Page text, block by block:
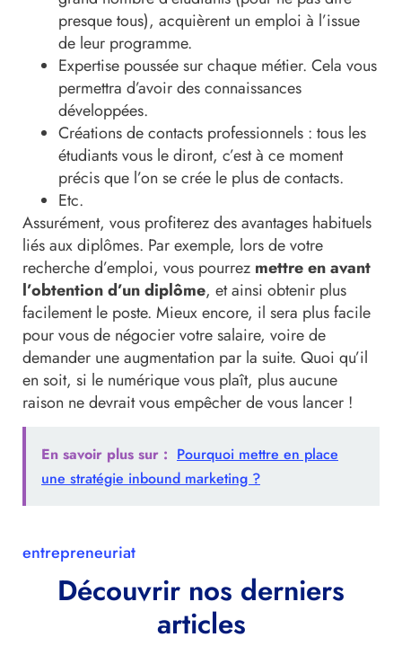
presque tous), acquièrent un emploi à l’issue
de leur programme.
Expertise poussée sur chaque métier. Cela vous
permettra d’avoir des connaissances
développées.
Créations de contacts professionnels : tous les
étudiants vous le diront, c’est à ce moment
précis que l’on se crée le plus de contacts.
Etc.
Assurément, vous profiterez des avantages habituels
liés aux diplômes. Par exemple, lors de votre
recherche d’emploi, vous pourrez mettre en avant
l’obtention d’un diplôme, et ainsi obtenir plus
facilement le poste. Mieux encore, il sera plus facile
pour vous de négocier votre salaire, voire de
demander une augmentation par la suite. Quoi qu’il
en soit, si le numérique vous plaît, plus aucune
raison ne devrait vous empêcher de vous lancer !
En savoir plus sur : Pourquoi mettre en place
une stratégie inbound marketing ?
entrepreneuriat
Découvrir nos derniers
articles